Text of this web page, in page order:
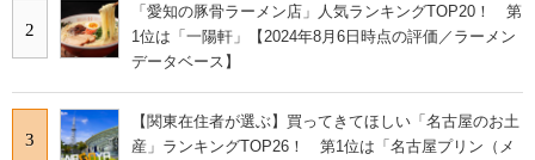
2
「愛知の豚骨ラーメン店」人気ランキングTOP20！ 第
1位は「一陽軒」【2024年8月6日時点の評価／ラーメン
データベース】
3
【関東在住者が選ぶ】買ってきてほしい「名古屋のお土
産」ランキングTOP26！ 第1位は「名古屋プリン（メ